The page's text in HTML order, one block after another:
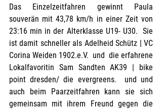
Das Einzelzeitfahren gewinnt Paula
souverän mit 43,78 km/h in einer Zeit von
23:16 min in der Alterklasse U19- U30.  Sie
ist damit schneller als Adelheid Schütz | VC
Corina Weiden 1902.e.V.  und  die erfahrene
Lokalfavoritin Sam Sandten AK39 | bike
point dresden/ die evergreens.  und und
auch beim Paarzeitfahren kann sie sich
gemeinsam mit ihrem Freund gegen die